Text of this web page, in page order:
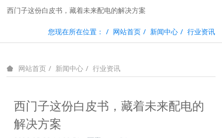
西门子这份白皮书，藏着未来配电的解决方案
您现在所在位置： 网站首页 新闻中心 行业资讯
网站首页 新闻中心 行业资讯
西门子这份白皮书，藏着未来配电的
解决方案